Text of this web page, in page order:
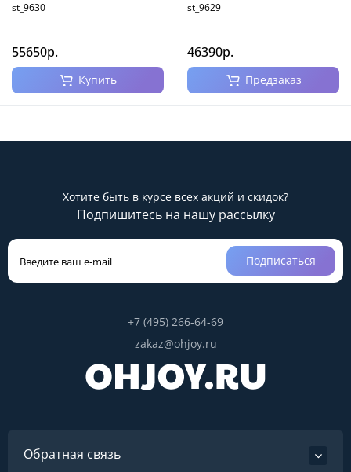
st_9630
55650р.
Купить
st_9629
46390р.
Предзаказ
Хотите быть в курсе всех акций и скидок?
Подпишитесь на нашу рассылку
Подписаться
+7 (495) 266-64-69
zakaz@ohjoy.ru
Обратная связь